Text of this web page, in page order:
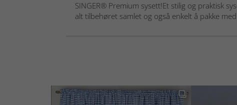
SINGER® Premium sysett!Et stilig og praktisk
alt tilbehøret samlet og også enkelt å pakke med